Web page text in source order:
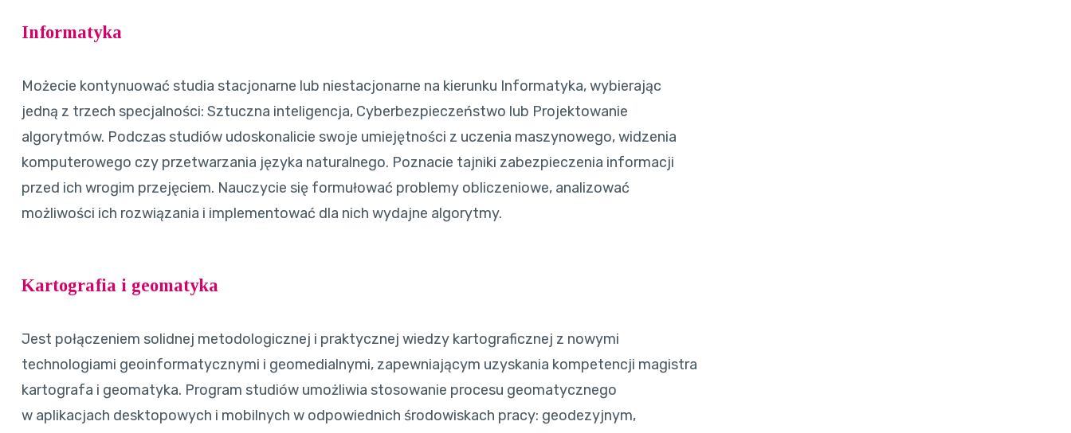
Informatyka
Możecie kontynuować studia stacjonarne lub niestacjonarne na kierunku Informatyka, wybierając
jedną z trzech specjalności: Sztuczna inteligencja, Cyberbezpieczeństwo lub Projektowanie
algorytmów. Podczas studiów udoskonalicie swoje umiejętności z uczenia maszynowego, widzenia
komputerowego czy przetwarzania języka naturalnego. Poznacie tajniki zabezpieczenia informacji
przed ich wrogim przejęciem. Nauczycie się formułować problemy obliczeniowe, analizować
możliwości ich rozwiązania i implementować dla nich wydajne algorytmy.
Kartografia i geomatyka
Jest połączeniem solidnej metodologicznej i praktycznej wiedzy kartograficznej z nowymi
technologiami geoinformatycznymi i geomedialnymi, zapewniającym uzyskania kompetencji magistra
kartografa i geomatyka. Program studiów umożliwia stosowanie procesu geomatycznego
w aplikacjach desktopowych i mobilnych w odpowiednich środowiskach pracy: geodezyjnym,